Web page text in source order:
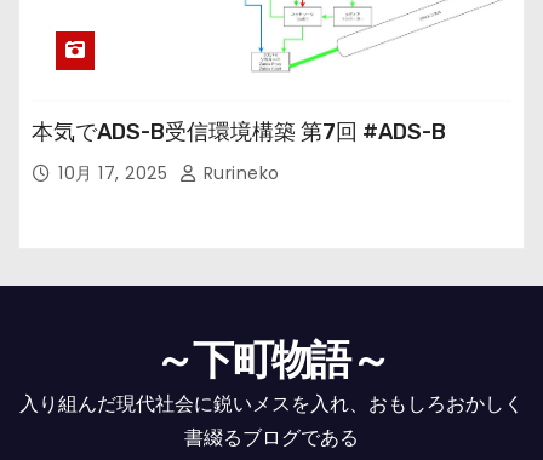
本気でADS-B受信環境構築 第7回 #ADS-B
10月 17, 2025 Rurineko
～下町物語～
入り組んだ現代社会に鋭いメスを入れ、おもしろおかしく
書綴るブログである